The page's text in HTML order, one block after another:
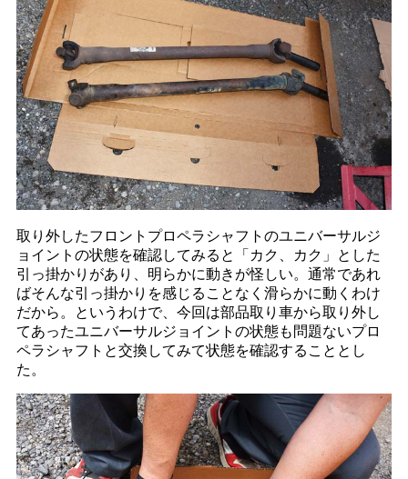
取り外したフロントプロペラシャフトのユニバーサルジ
ョイントの状態を確認してみると「カク、カク」とした
引っ掛かりがあり、明らかに動きが怪しい。通常であれ
ばそんな引っ掛かりを感じることなく滑らかに動くわけ
だから。というわけで、今回は部品取り車から取り外し
てあったユニバーサルジョイントの状態も問題ないプロ
ペラシャフトと交換してみて状態を確認することとし
た。